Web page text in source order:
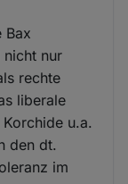
Bax
nicht nur
rechte
liberale
u.a.
den dt.
im